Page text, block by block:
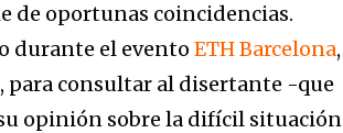
de oportunas coincidencias.
durante el eventoETH Barcelona,
para consultar al disertante -que
opinión sobre la difícil situación